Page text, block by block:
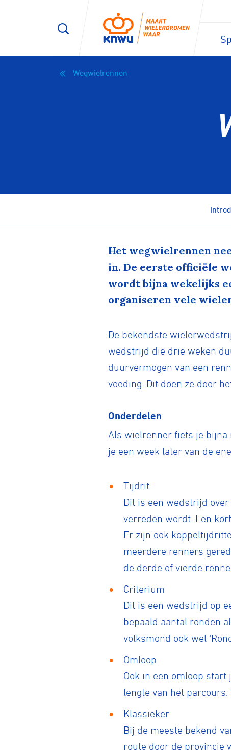
Wegwielrennen
Het wegwielrennen
in. De eerste officiële
wordt bijna wekelijks
organiseren vele
De bekendste
wedstrijd die drie weken
duurvermogen van een
voeding. Dit doen ze door
Onderdelen
Als wielrenner fiets je bijna
je een week later van de
Tijdrit
Dit is een wedstrijd
verreden wordt. Een
Er zijn ook
meerdere renners
de derde of vierde
Criterium
Dit is een wedstrijd op
bepaald aantal ronden
volksmond ook wel
Omloop
Ook in een omloop
lengte van het
Klassieker
Bij de meeste bekend
route door de provincie